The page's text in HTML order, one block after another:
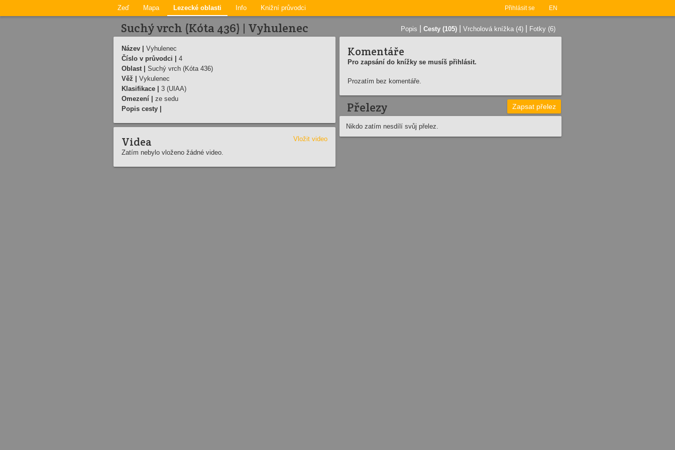
Přihlásit se EN
Zeď Mapa Lezecké oblasti Info Knižní průvodci
Suchý vrch (Kóta 436) | Vyhulenec Popis Cesty (105) Vrcholová knížka (4) Fotky (6)
Název |
Vyhulenec
Číslo v průvodci |
4
Oblast |
Suchý vrch (Kóta 436)
Věž |
Vykulenec
Klasifikace |
3 (UIAA)
Omezení |
ze sedu
Popis cesty |
Videa
Vložit video
Zatím nebylo vloženo žádné video.
Komentáře
Pro zapsání do knížky se musíš přihlásit.
Prozatím bez komentáře.
Přelezy Zapsat přelez
Nikdo zatím nesdílí svůj přelez.